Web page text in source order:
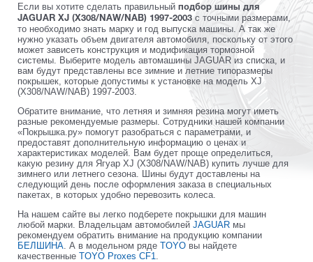
Если вы хотите сделать правильный подбор шины для
JAGUAR XJ (X308/NAW/NAB) 1997-2003 с точными размерами,
то необходимо знать марку и год выпуска машины. А так же
нужно указать объем двигателя автомобиля, поскольку от этого
может зависеть конструкция и модификация тормозной
системы. Выберите модель автомашины JAGUAR из списка, и
вам будут представлены все зимние и летние типоразмеры
покрышек, которые допустимы к установке на модель XJ
(X308/NAW/NAB) 1997-2003.
Обратите внимание, что летняя и зимняя резина могут иметь
разные рекомендуемые размеры. Сотрудники нашей компании
«Покрышка.ру» помогут разобраться с параметрами, и
предоставят дополнительную информацию о ценах и
характеристиках моделей. Вам будет проще определиться,
какую резину для Ягуар XJ (X308/NAW/NAB) купить лучше для
зимнего или летнего сезона. Шины будут доставлены на
следующий день после оформления заказа в специальных
пакетах, в которых удобно перевозить колеса.
На нашем сайте вы легко подберете покрышки для машин
любой марки. Владельцам автомобилей JAGUAR мы
рекомендуем обратить внимание на продукцию компании
БЕЛШИНА . А в модельном ряде TOYO вы найдете
качественные TOYO Proxes CF1